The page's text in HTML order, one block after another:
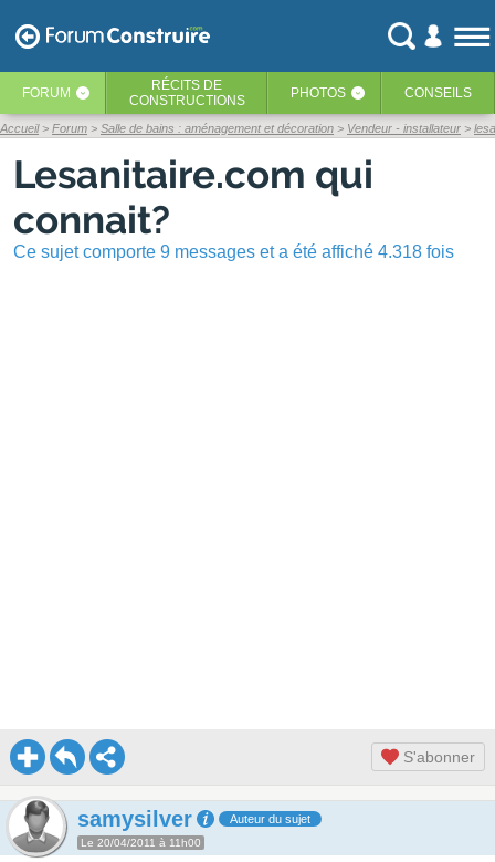
FORUM ‹ RÉCITS DE
CONSTRUCTIONS
PHOTOS ‹ CONSEILS
Accueil Forum Salle de bains : aménagement et décoration Vendeur - installateur
Lesanitaire.com qui
connait?
Ce sujet comporte 9 messages et a été affiché 4.318 fois
S'abonner
samysilver Auteur du sujet
Le 20/04/2011 à 11h00